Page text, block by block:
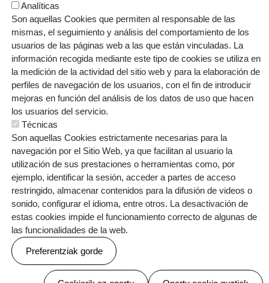
Orri-oina
Testu-legalak
Cookien politikaPribatutasun politika
Webgune hau Ikastolen Elkarteak garatu du
Analíticas
Son aquellas Cookies que permiten al responsable de las
mismas, el seguimiento y análisis del comportamiento de los
usuarios de las páginas web a las que están vinculadas. La
información recogida mediante este tipo de cookies se utiliza en
la medición de la actividad del sitio web y para la elaboración de
perfiles de navegación de los usuarios, con el fin de introducir
mejoras en función del análisis de los datos de uso que hacen
los usuarios del servicio.
Técnicas
Son aquellas Cookies estrictamente necesarias para la
navegación por el Sitio Web, ya que facilitan al usuario la
utilización de sus prestaciones o herramientas como, por
ejemplo, identificar la sesión, acceder a partes de acceso
restringido, almacenar contenidos para la difusión de videos o
sonido, configurar el idioma, entre otros. La desactivación de
estas cookies impide el funcionamiento correcto de algunas de
las funcionalidades de la web.
Preferentziak gorde